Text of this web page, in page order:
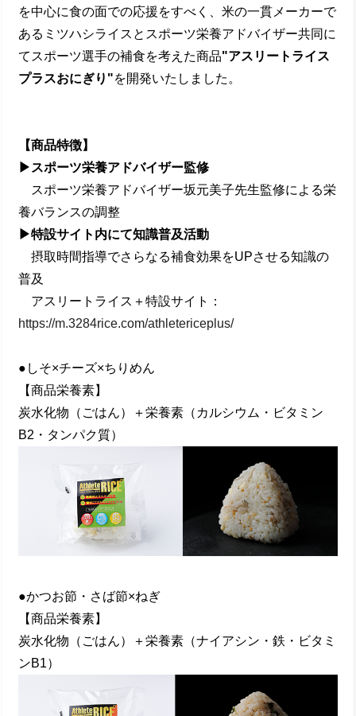
を中⼼に⾷の⾯での応援をすべく、⽶の⼀貫メーカーで
あるミツハシライスとスポーツ栄養アドバイザー共同に
てスポーツ選⼿の補⾷を考えた商品"アスリートライス
プラスおにぎり"を開発いたしました。
【商品特徴】
▶スポーツ栄養アドバイザー監修
スポーツ栄養アドバイザー坂元美⼦先⽣監修による栄
養バランスの調整
▶特設サイト内にて知識普及活動
摂取時間指導でさらなる補⾷効果をUPさせる知識の
普及
アスリートライス＋特設サイト：
https://m.3284rice.com/athletericeplus/
●しそ×チーズ×ちりめん
【商品栄養素】
炭⽔化物（ごはん）＋栄養素（カルシウム・ビタミン
B2・タンパク質）
●かつお節・さば節×ねぎ
【商品栄養素】
炭⽔化物（ごはん）＋栄養素（ナイアシン・鉄・ビタミ
ンB1）